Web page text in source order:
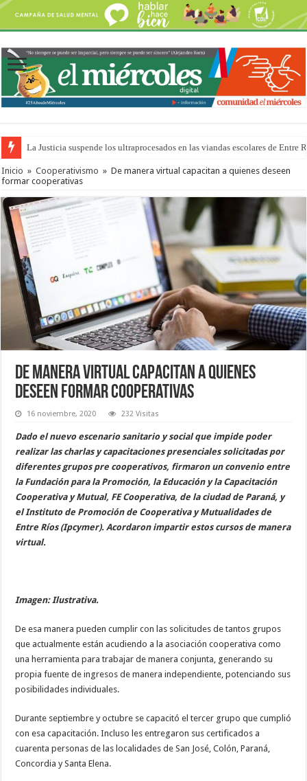
La Justicia suspende los ultraprocesados en las viandas escolares de Entre
Inicio » Cooperativismo » De manera virtual capacitan a quienes deseen
formar cooperativas
De manera virtual capacitan a quienes
deseen formar cooperativas
16 noviembre, 2020 232 Visitas
Dado el nuevo escenario sanitario y social que impide poder
realizar las charlas y capacitaciones presenciales solicitadas por
diferentes grupos pre cooperativos, firmaron un convenio entre
la Fundación para la Promoción, la Educación y la Capacitación
Cooperativa y Mutual, FE Cooperativa, de la ciudad de Paraná, y
el Instituto de Promoción de Cooperativa y Mutualidades de
Entre Ríos (Ipcymer). Acordaron impartir estos cursos de manera
virtual.
Imagen: Ilustrativa.
De esa manera pueden cumplir con las solicitudes de tantos grupos
que actualmente están acudiendo a la asociación cooperativa como
una herramienta para trabajar de manera conjunta, generando su
propia fuente de ingresos de manera independiente, potenciando sus
posibilidades individuales.
Durante septiembre y octubre se capacitó el tercer grupo que cumplió
con esa capacitación. Incluso les entregaron sus certificados a
cuarenta personas de las localidades de San José, Colón, Paraná,
Concordia y Santa Elena.